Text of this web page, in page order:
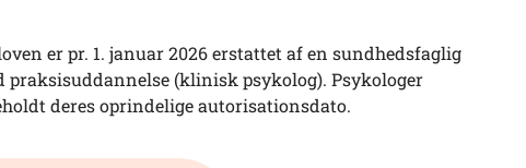
er pr. 1. januar 2026 erstattet af en sundhedsfaglig
(klinisk psykolog). Psykologer
deres oprindelige autorisationsdato.